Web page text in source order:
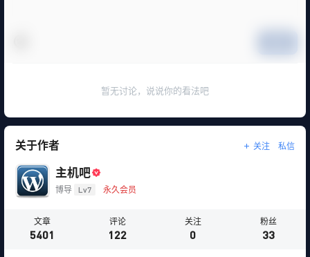
暂无讨论，说说你的看法吧
关于作者 关注 私信
主机吧
博导 Lv7 永久会员
文章
5401
评论
122
关注
0
粉丝
33